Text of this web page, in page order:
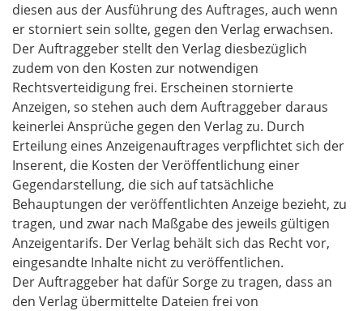
diesen aus der Ausführung des Auftrages, auch wenn
er storniert sein sollte, gegen den Verlag erwachsen.
Der Auftraggeber stellt den Verlag diesbezüglich
zudem von den Kosten zur notwendigen
Rechtsverteidigung frei. Erscheinen stornierte
Anzeigen, so stehen auch dem Auftraggeber daraus
keinerlei Ansprüche gegen den Verlag zu. Durch
Erteilung eines Anzeigenauftrages verpflichtet sich der
Inserent, die Kosten der Veröffentlichung einer
Gegendarstellung, die sich auf tatsächliche
Behauptungen der veröffentlichten Anzeige bezieht, zu
tragen, und zwar nach Maßgabe des jeweils gültigen
Anzeigentarifs. Der Verlag behält sich das Recht vor,
eingesandte Inhalte nicht zu veröffentlichen.
Der Auftraggeber hat dafür Sorge zu tragen, dass an
den Verlag übermittelte Dateien frei von